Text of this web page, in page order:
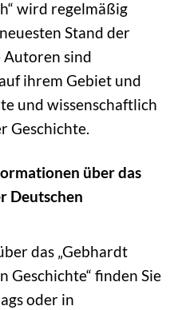
wird regelmäßig
Stand der
Autoren sind
ihrem Gebiet und
und wissenschaftlich
Geschichte.
über das
Deutschen
das „Gebhardt
Geschichte“ finden Sie
oder in